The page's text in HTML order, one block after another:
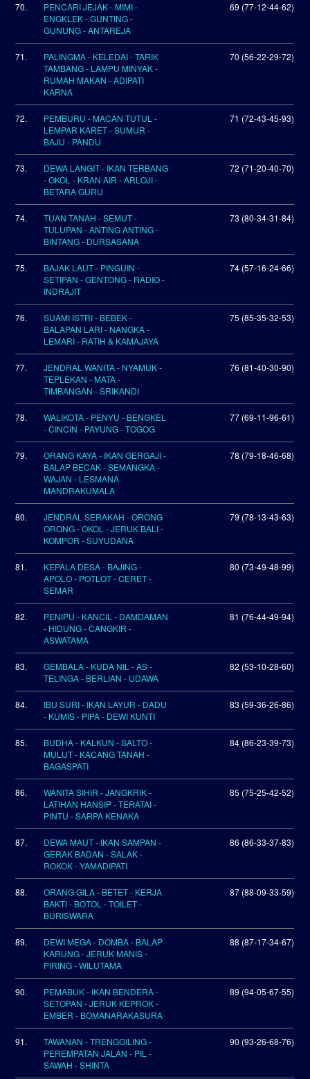
70.
PENCARI JEJAK - MIMI -
ENGKLEK - GUNTING -
GUNUNG - ANTAREJA
69 (77-12-44-62)
71.
PALINGMA - KELEDAI - TARIK
TAMBANG - LAMPU MINYAK -
RUMAH MAKAN - ADIPATI
KARNA
70 (56-22-29-72)
72.
PEMBURU - MACAN TUTUL -
LEMPAR KARET - SUMUR -
BAJU - PANDU
71 (72-43-45-93)
73.
DEWA LANGIT - IKAN TERBANG
- OKOL - KRAN AIR - ARLOJI -
BETARA GURU
72 (71-20-40-70)
74.
TUAN TANAH - SEMUT -
TULUPAN - ANTING ANTING -
BINTANG - DURSASANA
73 (80-34-31-84)
75.
BAJAK LAUT - PINGUIN -
SETIPAN - GENTONG - RADIO -
INDRAJIT
74 (57-16-24-66)
76.
SUAMI ISTRI - BEBEK -
BALAPAN LARI - NANGKA -
LEMARI - RATIH & KAMAJAYA
75 (85-35-32-53)
77.
JENDRAL WANITA - NYAMUK -
TEPLEKAN - MATA -
TIMBANGAN - SRIKANDI
76 (81-40-30-90)
78.
WALIKOTA - PENYU - BENGKEL
- CINCIN - PAYUNG - TOGOG
77 (69-11-96-61)
79.
ORANG KAYA - IKAN GERGAJI -
BALAP BECAK - SEMANGKA -
WAJAN - LESMANA
MANDRAKUMALA
78 (79-18-46-68)
80.
JENDRAL SERAKAH - ORONG
ORONG - OKOL - JERUK BALI -
KOMPOR - SUYUDANA
79 (78-13-43-63)
81.
KEPALA DESA - BAJING -
APOLO - POTLOT - CERET -
SEMAR
80 (73-49-48-99)
82.
PENIPU - KANCIL - DAMDAMAN
- HIDUNG - CANGKIR -
ASWATAMA
81 (76-44-49-94)
83.
GEMBALA - KUDA NIL - AS -
TELINGA - BERLIAN - UDAWA
82 (53-10-28-60)
84.
IBU SURI - IKAN LAYUR - DADU
- KUMIS - PIPA - DEWI KUNTI
83 (59-36-26-86)
85.
BUDHA - KALKUN - SALTO -
MULUT - KACANG TANAH -
BAGASPATI
84 (86-23-39-73)
86.
WANITA SIHIR - JANGKRIK -
LATIHAN HANSIP - TERATAI -
PINTU - SARPA KENAKA
85 (75-25-42-52)
87.
DEWA MAUT - IKAN SAMPAN -
GERAK BADAN - SALAK -
ROKOK - YAMADIPATI
86 (86-33-37-83)
88.
ORANG GILA - BETET - KERJA
BAKTI - BOTOL - TOILET -
BURISWARA
87 (88-09-33-59)
89.
DEWI MEGA - DOMBA - BALAP
KARUNG - JERUK MANIS -
PIRING - WILUTAMA
88 (87-17-34-67)
90.
PEMABUK - IKAN BENDERA -
SETOPAN - JERUK KEPROK -
EMBER - BOMANARAKASURA
89 (94-05-67-55)
91.
TAWANAN - TRENGGILING -
PEREMPATAN JALAN - PIL -
SAWAH - SHINTA
90 (93-26-68-76)